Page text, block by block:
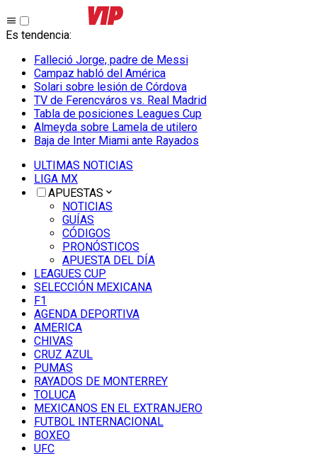
Es tendencia:
Falleció Jorge, padre de Messi
Campaz habló del América
Solari sobre lesión de Córdova
TV de Ferencváros vs. Real Madrid
Tabla de posiciones Leagues Cup
Almeyda sobre Lamela de utilero
Baja de Inter Miami ante Rayados
ULTIMAS NOTICIAS
LIGA MX
APUESTAS
NOTICIAS
GUÍAS
CÓDIGOS
PRONÓSTICOS
APUESTA DEL DÍA
LEAGUES CUP
SELECCIÓN MEXICANA
F1
AGENDA DEPORTIVA
AMERICA
CHIVAS
CRUZ AZUL
PUMAS
RAYADOS DE MONTERREY
TOLUCA
MEXICANOS EN EL EXTRANJERO
FUTBOL INTERNACIONAL
BOXEO
UFC